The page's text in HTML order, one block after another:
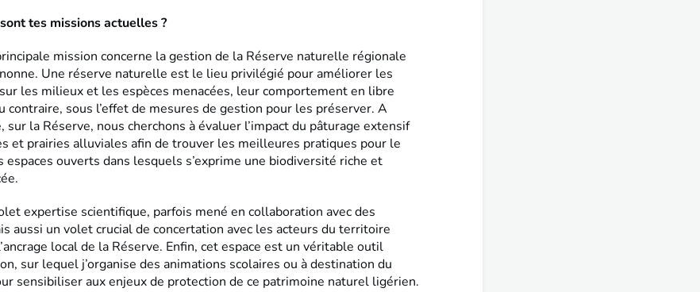
tes missions actuelles ?
mission concerne la gestion de la Réserve naturelle régionale
Une réserve naturelle est le lieu privilégié pour améliorer les
les milieux et les espèces menacées, leur comportement en libre
contraire, sous l’effet de mesures de gestion pour les préserver. A
sur la Réserve, nous cherchons à évaluer l’impact du pâturage extensif
et prairies alluviales afin de trouver les meilleures pratiques pour le
espaces ouverts dans lesquels s’exprime une biodiversité riche et
expertise scientifique, parfois mené en collaboration avec des
aussi un volet crucial de concertation avec les acteurs du territoire
local de la Réserve. Enfin, cet espace est un véritable outil
sur lequel j’organise des animations scolaires ou à destination du
sensibiliser aux enjeux de protection de ce patrimoine naturel ligérien.